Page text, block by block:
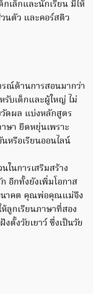
เล็กและนักเรียน มีให้
นตัว และคอร์สติว
ณ์ด้านการสอนมากว่า
รับเด็กและผู้ใหญ่ ไม่
ดผล แบ่งหลักสูตร
ษา ยืดหยุ่นเพราะ
หรือเรียนออนไลน์
ในการเสริมสร้าง
อีกทั้งยังเพิ่มโอกาส
นาคต คุณพ่อคุณแม่จึง
ลูกเรียนภาษาที่สอง
ตั้งวัยเยาว์ ซึ่งเป็นวัย